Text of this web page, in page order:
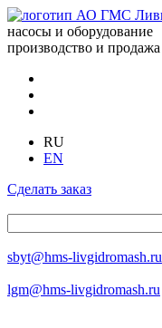
насосы и оборудование
производство и продажа
RU
EN
Сделать заказ
sbyt@hms-livgidromash.ru
lgm@hms-livgidromash.ru